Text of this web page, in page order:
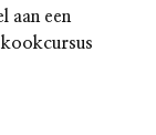
aan een
kookcursus